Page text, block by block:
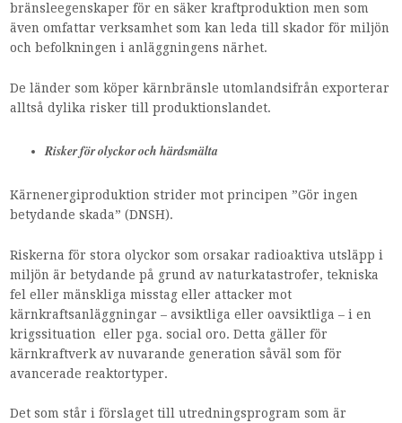
bränsleegenskaper för en säker kraftproduktion men som
även omfattar verksamhet som kan leda till skador för miljön
och befolkningen i anläggningens närhet.
De länder som köper kärnbränsle utomlandsifrån exporterar
alltså dylika risker till produktionslandet.
Risker för olyckor och härdsmälta
Kärnenergiproduktion strider mot principen ”Gör ingen
betydande skada” (DNSH).
Riskerna för stora olyckor som orsakar radioaktiva utsläpp i
miljön är betydande på grund av naturkatastrofer, tekniska
fel eller mänskliga misstag eller attacker mot
kärnkraftsanläggningar – avsiktliga eller oavsiktliga – i en
krigssituation eller pga. social oro. Detta gäller för
kärnkraftverk av nuvarande generation såväl som för
avancerade reaktortyper.
Det som står i förslaget till utredningsprogram som är